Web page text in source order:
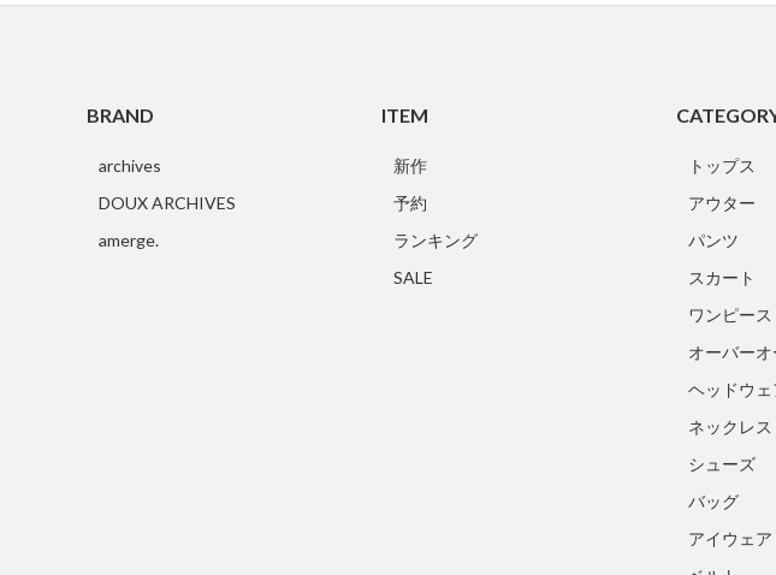
BRAND
archives
DOUX ARCHIVES
amerge.
ITEM
新作
予約
ランキング
SALE
トップス
アウター
パンツ
スカート
ワンピース
オーバー
ヘッドウェ
ネックレス
シューズ
バッグ
アイウェア